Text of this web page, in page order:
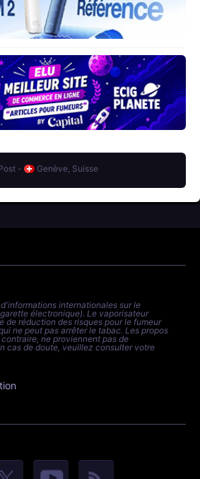
- Genève, Suisse
internationales sur le
électronique). Le vaporisateur
de réduction des risques pour le fumeur
ne peut pas arrêter le tabac. Les propos
ne proviennent pas de
cas de doute, veuillez consulter votre